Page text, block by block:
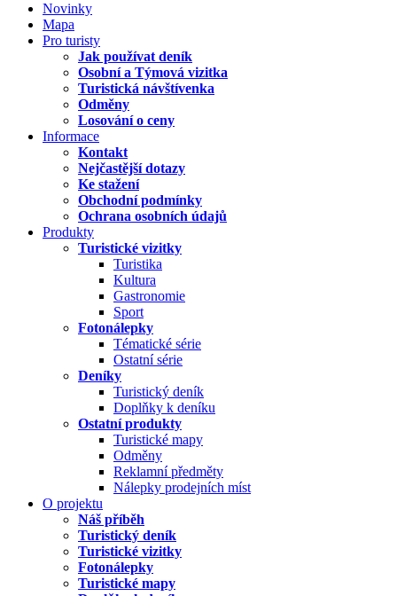
Novinky
Mapa
Pro turisty
Jak používat deník
Osobní a Týmová vizitka
Turistická návštívenka
Odměny
Losování o ceny
Informace
Kontakt
Nejčastější dotazy
Ke stažení
Obchodní podmínky
Ochrana osobních údajů
Produkty
Turistické vizitky
Turistika
Kultura
Gastronomie
Sport
Fotonálepky
Tématické série
Ostatní série
Deníky
Turistický deník
Doplňky k deníku
Ostatní produkty
Turistické mapy
Odměny
Reklamní předměty
Nálepky prodejních míst
O projektu
Náš příběh
Turistický deník
Turistické vizitky
Fotonálepky
Turistické mapy